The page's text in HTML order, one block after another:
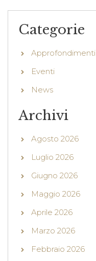
Categorie
Approfondimenti
Eventi
News
Archivi
Agosto 2026
Luglio 2026
Giugno 2026
Maggio 2026
Aprile 2026
Marzo 2026
Febbraio 2026